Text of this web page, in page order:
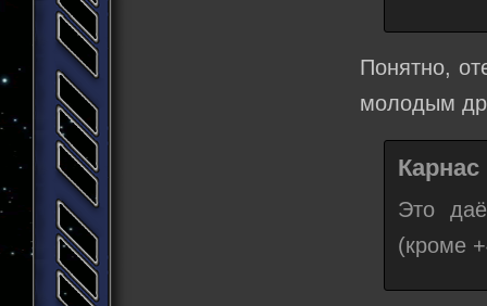
Понятно,
молодым
Карнас
Это
(кроме